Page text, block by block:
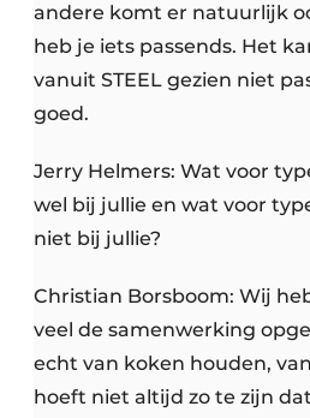
andere komt er natuurlijk
heb je iets passends. Het
vanuit STEEL gezien niet
goed.
Jerry Helmers: Wat voor
wel bij jullie en wat voor
niet bij jullie?
Christian Borsboom: Wij
veel de samenwerking
echt van koken houden,
hoeft niet altijd zo te zijn